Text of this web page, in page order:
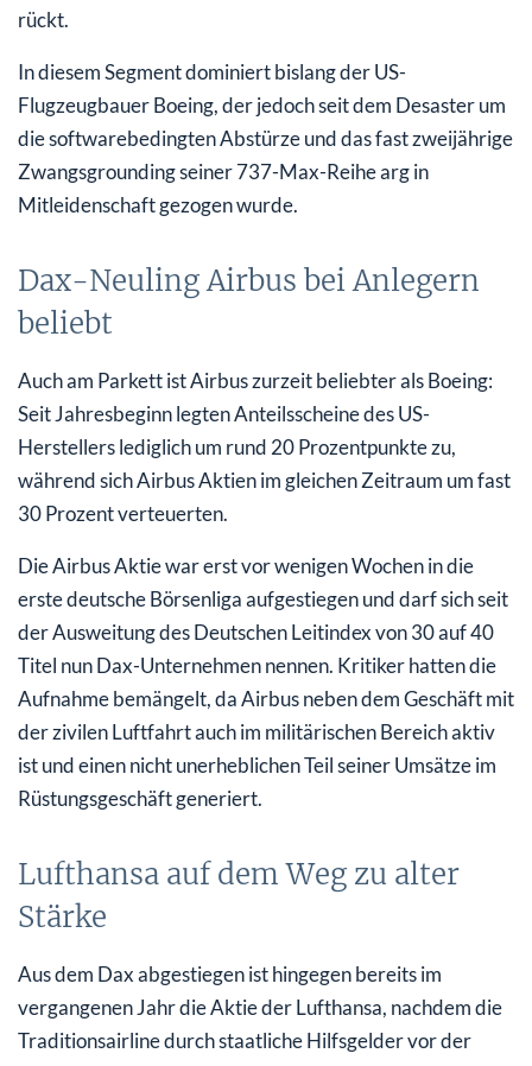
rückt.
In diesem Segment dominiert bislang der US-
Flugzeugbauer Boeing, der jedoch seit dem Desaster um
die softwarebedingten Abstürze und das fast zweijährige
Zwangsgrounding seiner 737-Max-Reihe arg in
Mitleidenschaft gezogen wurde.
Dax-Neuling Airbus bei Anlegern
beliebt
Auch am Parkett ist Airbus zurzeit beliebter als Boeing:
Seit Jahresbeginn legten Anteilsscheine des US-
Herstellers lediglich um rund 20 Prozentpunkte zu,
während sich Airbus Aktien im gleichen Zeitraum um fast
30 Prozent verteuerten.
Die Airbus Aktie war erst vor wenigen Wochen in die
erste deutsche Börsenliga aufgestiegen und darf sich seit
der Ausweitung des Deutschen Leitindex von 30 auf 40
Titel nun Dax-Unternehmen nennen. Kritiker hatten die
Aufnahme bemängelt, da Airbus neben dem Geschäft mit
der zivilen Luftfahrt auch im militärischen Bereich aktiv
ist und einen nicht unerheblichen Teil seiner Umsätze im
Rüstungsgeschäft generiert.
Lufthansa auf dem Weg zu alter
Stärke
Aus dem Dax abgestiegen ist hingegen bereits im
vergangenen Jahr die Aktie der Lufthansa, nachdem die
Traditionsairline durch staatliche Hilfsgelder vor der